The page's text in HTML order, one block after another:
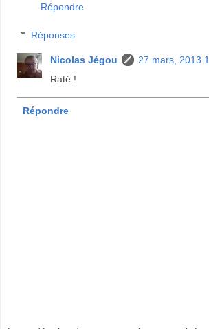
Répondre
Réponses
Nicolas Jégou
27 mars, 2013
Raté !
Répondre